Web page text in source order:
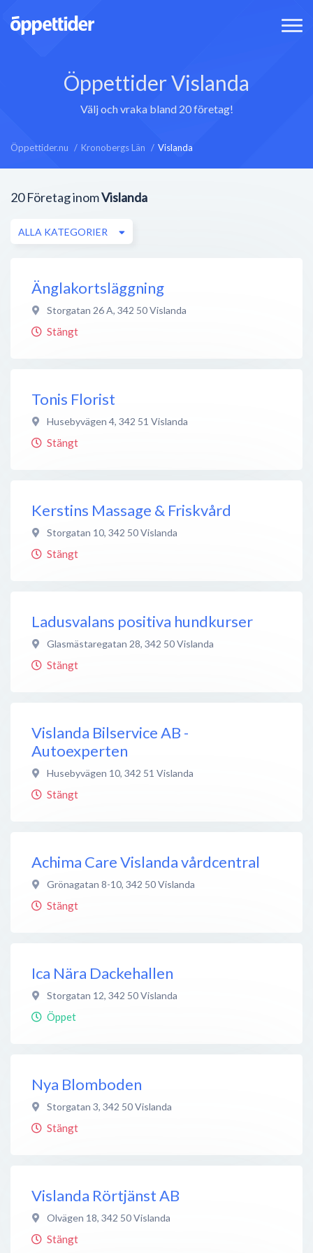
Öppettider Vislanda
Välj och vraka bland 20 företag!
Öppettider.nu Kronobergs Län Vislanda
20 Företag inomVislanda
ALLA KATEGORIER
Änglakortsläggning
Storgatan 26 A, 342 50Vislanda
Stängt
Tonis Florist
Husebyvägen 4, 342 51 Vislanda
Stängt
Kerstins Massage & Friskvård
Storgatan 10, 342 50Vislanda
Stängt
Ladusvalans positiva hundkurser
Glasmästaregatan 28, 342 50Vislanda
Stängt
Vislanda Bilservice AB -
Autoexperten
Husebyvägen 10, 342 51 Vislanda
Stängt
Achima Care Vislanda vårdcentral
Grönagatan 8-10, 342 50Vislanda
Stängt
Ica Nära Dackehallen
Storgatan 12, 342 50Vislanda
Öppet
Nya Blomboden
Storgatan 3, 342 50Vislanda
Stängt
Vislanda Rörtjänst AB
Olvägen 18, 342 50Vislanda
Stängt